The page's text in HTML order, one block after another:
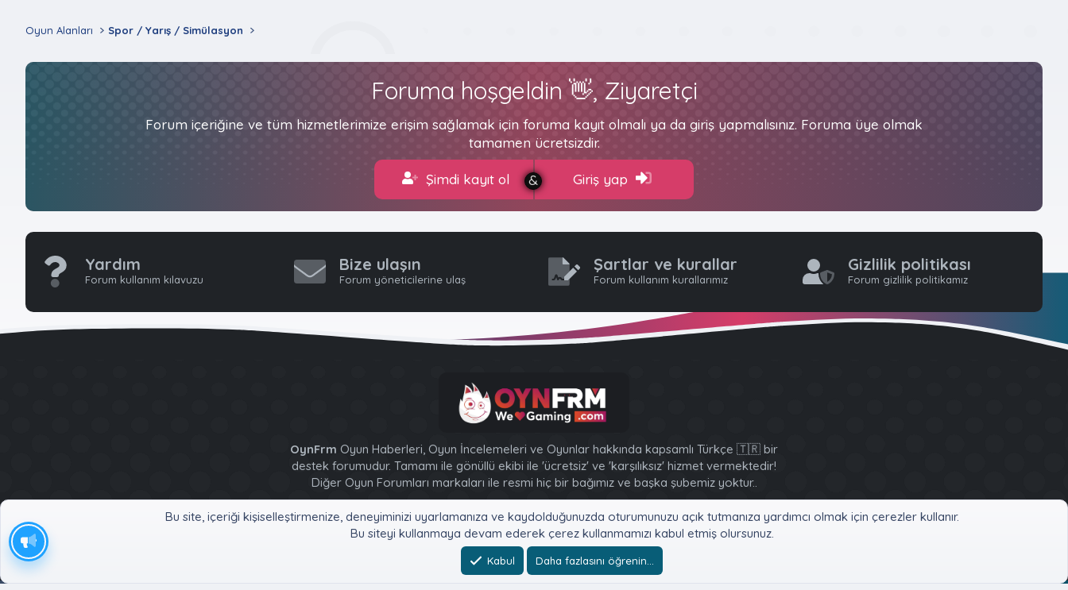
Oyun Alanları Spor / Yarış / Simülasyon
Foruma hoşgeldin 👋, Ziyaretçi
Forum içeriğine ve tüm hizmetlerimize erişim sağlamak için foruma kayıt olmalı ya da giriş yapmalısınız. Foruma üye olmak
tamamen ücretsizdir.
Şimdi kayıt ol Giriş yap
Yardım
Forum kullanım kılavuzu
Bize ulaşın
Forum yöneticilerine ulaş
Şartlar ve kurallar
Forum kullanım kurallarımız
Gizlilik politikası
Forum gizlilik politikamız
OynFrm Oyun Haberleri, Oyun İncelemeleri ve Oyunlar hakkında kapsamlı Türkçe 🇹🇷 bir
destek forumudur. Tamamı ile gönüllü ekibi ile 'ücretsiz' ve 'karşılıksız' hizmet vermektedir!
Diğer Oyun Forumları markaları ile resmi hiç bir bağımız ve başka şubemiz yoktur..
XenForo 2 Style [XGT] Yazılım ve web hizmetleri 2014-2024
Community platform by XenForo® © 2010-2026 XenForo Ltd.
Bu forum XenGenTr © 2014 - 2026 ürünleri ile desteklenmektedir
Türkçe (TR)
Bu site, içeriği kişiselleştirmenize, deneyiminizi uyarlamanıza ve kaydolduğunuzda oturumunuzu açık tutmanıza yardımcı olmak için çerezler kullanır.
Bu siteyi kullanmaya devam ederek çerez kullanmamızı kabul etmiş olursunuz.
Kabul Daha fazlasını öğrenin…